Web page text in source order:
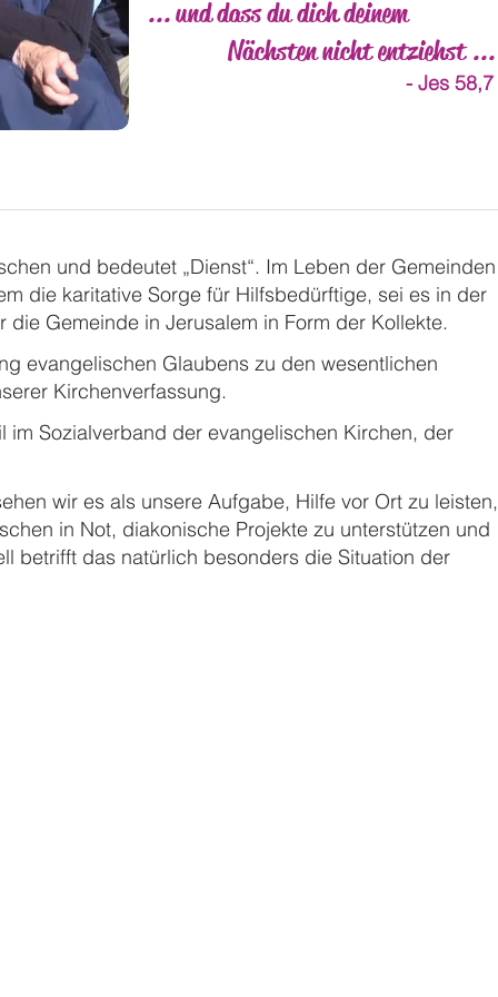
... und dass du dich deinem
Nächsten nicht entziehst ...
- Jes 58,7
und bedeutet „Dienst“. Im Leben der Gemeinden
die karitative Sorge für Hilfsbedürftige, sei es in der
Gemeinde in Jerusalem in Form der Kollekte.
evangelischen Glaubens zu den wesentlichen
Kirchenverfassung.
im Sozialverband der evangelischen Kirchen, der
wir es als unsere Aufgabe, Hilfe vor Ort zu leisten,
in Not, diakonische Projekte zu unterstützen und
betrifft das natürlich besonders die Situation der